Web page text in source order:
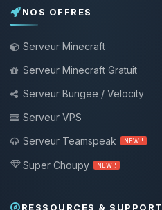
NOS OFFRES
Serveur Minecraft
Serveur Minecraft Gratuit
Serveur Bungee / Velocity
Serveur VPS
Serveur Teamspeak
NEW !
Super Choupy NEW !
RESSOURCES & SUPPORT